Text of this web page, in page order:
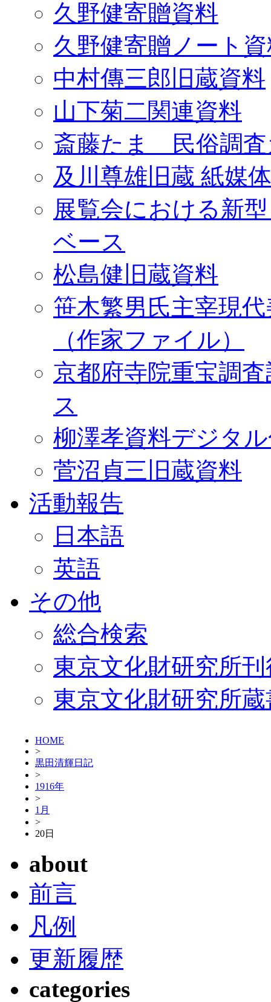
久野健寄贈資料
久野健寄贈ノート
中村傳三郎旧蔵資料
山下菊二関連資料
斎藤たま 民俗調査
及川尊雄旧蔵 紙媒
展覧会における新
ベース
松島健旧蔵資料
笹木繁男氏主宰現
（作家ファイル）
京都府寺院重宝調
ス
柳澤孝資料デジタ
菅沼貞三旧蔵資料
活動報告
日本語
英語
その他
総合検索
東京文化財研究所
東京文化財研究所
HOME
>
黒田清輝日記
>
1916年
>
1月
>
20日
about
前言
凡例
更新履歴
categories